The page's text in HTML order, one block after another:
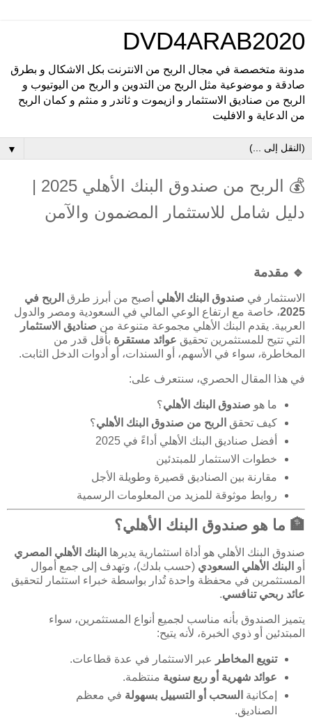
DVD4ARAB2020
مدونة متخصصة في مجال الربح من الانترنت بكل الاشكال و بطرق
صادقة و موضوعية مثل الربح من التدوين و الربح من اليوتيوب و
الربح من صناديق الاستثمار و ازيموت و ثاندر و منثم و كمان الربح
من الدعاية و الافليت
▼
💰 الربح من صندوق البنك الأهلي 2025 |
دليل شامل للاستثمار المضمون والآمن
🔹 مقدمة
الاستثمار في صندوق البنك الأهلي أصبح من أبرز طرق الربح في
2025، خاصة مع ارتفاع الوعي المالي في السعودية ومصر والدول
العربية. يقدم البنك الأهلي مجموعة متنوعة من صناديق الاستثمار
التي تتيح للمستثمرين تحقيق عوائد مستقرة بأقل قدر من
المخاطرة، سواء في الأسهم، أو السندات، أو أدوات الدخل الثابت.
في هذا المقال الحصري، سنتعرف على:
ما هو صندوق البنك الأهلي؟
كيف تحقق الربح من صندوق البنك الأهلي؟
أفضل صناديق البنك الأهلي أداءً في 2025
خطوات الاستثمار للمبتدئين
مقارنة بين الصناديق قصيرة وطويلة الأجل
روابط موثوقة للمزيد من المعلومات الرسمية
🏦 ما هو صندوق البنك الأهلي؟
صندوق البنك الأهلي هو أداة استثمارية يديرها البنك الأهلي المصري
أو البنك الأهلي السعودي (حسب بلدك)، وتهدف إلى جمع أموال
المستثمرين في محفظة واحدة تُدار بواسطة خبراء استثمار لتحقيق
عائد ربحي تنافسي.
يتميز الصندوق بأنه مناسب لجميع أنواع المستثمرين، سواء
المبتدئين أو ذوي الخبرة، لأنه يتيح:
تنويع المخاطر
عبر الاستثمار في عدة قطاعات.
عوائد شهرية أو ربع سنوية منتظمة.
إمكانية السحب أو التسييل بسهولة في معظم
الصناديق.